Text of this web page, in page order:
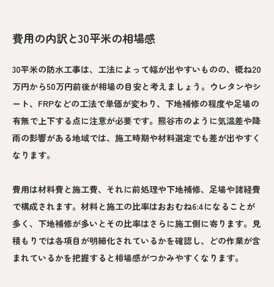
費用の内訳と30平米の相場感
30平米の防水工事は、工法によって幅が出やすいものの、概ね20
万円から50万円前後が相場の目安と考えましょう。ウレタンやシ
ート、FRPなどの工法で単価が変わり、下地補修の程度や足場の
有無で上下する点に注意が必要です。熊谷市のように気温差や降
雨の影響がある地域では、施工時期や材料選定でも差が出やすく
なります。
費用は材料費と施工費、それに前処理や下地補修、足場や諸経費
で構成されます。材料と施工の比率はおおむね6:4になることが
多く、下地補修が多いとその比率はさらに施工側に寄ります。見
積もりでは各項目が明細化されているかを確認し、どの作業が含
まれているかを把握すると相場感がつかみやすくなります。